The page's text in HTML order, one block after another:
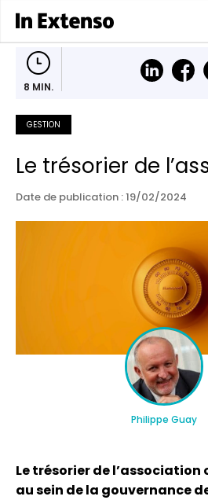
8 MIN.
GESTION
Le trésorier de
Date de publication : 19/02/2024
Philippe Guay
Le trésorier de l’association
au sein de la gouvernance